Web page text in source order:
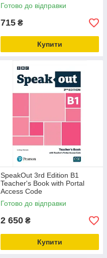
Готово до відправки
715 ₴
Купити
SpeakOut 3rd Edition B1
Teacher's Book with Portal
Access Code
Готово до відправки
2 650 ₴
Купити